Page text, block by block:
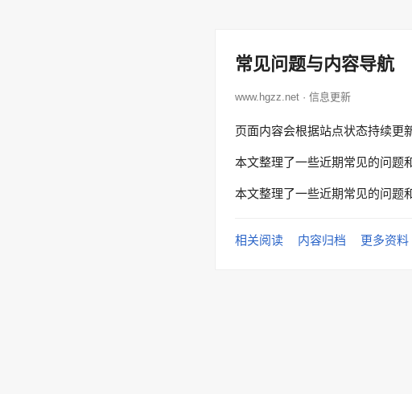
常见问题与内容导航
www.hgzz.net · 信息更新
页面内容会根据站点状态持续更
本文整理了一些近期常见的问题
本文整理了一些近期常见的问题
相关阅读 内容归档 更多资料